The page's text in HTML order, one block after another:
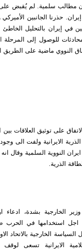
مطالب سلمية. لم يُقبض
حذرنا الجانبين
في إيران بالتحليل الخاطئ
للوصول إلى المرحلة
النووي ماضية على الطريق
على توثيق العلاقات بين
الايرانية ولفت الى
النووية السلمية وقال انه
الذرية.
الخارجية بشدة، ادعاء
استخدامها في الحرب ضد
الخارجية بالاتحاد
الايرانية تسعى لوقف